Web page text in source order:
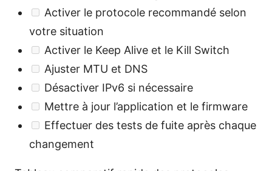
Activer le protocole recommandé selon
votre situation
Activer le Keep Alive et le Kill Switch
Ajuster MTU et DNS
Désactiver IPv6 si nécessaire
Mettre à jour l’application et le firmware
Effectuer des tests de fuite après chaque
changement